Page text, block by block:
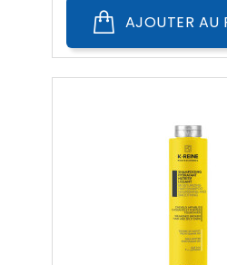
AJOUTER AU